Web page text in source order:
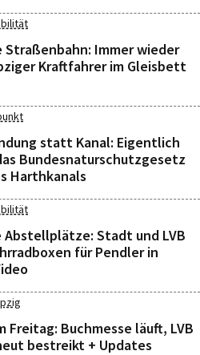
Immer wieder
Kraftfahrer im Gleisbett
statt Kanal: Eigentlich
Bundesnaturschutzgesetz
Harthkanals
Abstellplätze: Stadt und LVB
für Pendler in
Freitag: Buchmesse läuft, LVB
bestreikt + Updates